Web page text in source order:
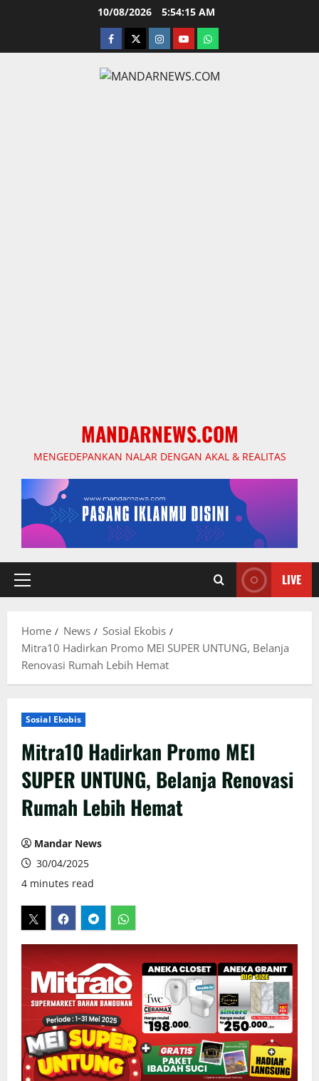
10/08/2026 5:54:16 AM
facebooktwitterinstagram.com
youtubewhatsapp
MANDARNEWS.COM
MENGEDEPANKAN NALAR DENGAN AKAL & REALITAS
Primary
LIVE
Home News
Sosial Ekobis
Mitra10 Hadirkan Promo MEI SUPER UNTUNG, Belanja
Renovasi Rumah Lebih Hemat
Sosial Ekobis
Mitra10 Hadirkan Promo MEI
SUPER UNTUNG, Belanja Renovasi
Rumah Lebih Hemat
Mandar News
30/04/2025
4 minutes read